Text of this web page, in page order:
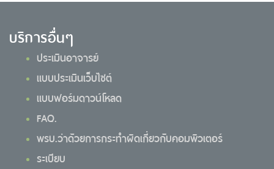
บริการอื่นๆ
ประเมินอาจารย์
แบบประเมินเว็บไซต์
แบบฟอร์มดาวน์โหลด
FAQ.
พรบ.ว่าด้วยการกระทำผิดเกี่ยวกับคอมพิวเตอร์
ระเบียบ